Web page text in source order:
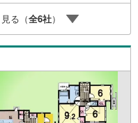
情報館にお越し頂けたら、
住まいの疑問、不安、お家
けます。お客様の要望をお
サポートさせて頂きます。
フプランのご提案をさせて
ください。
る（全6社）